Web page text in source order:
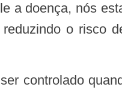
a doença, nós
o risco